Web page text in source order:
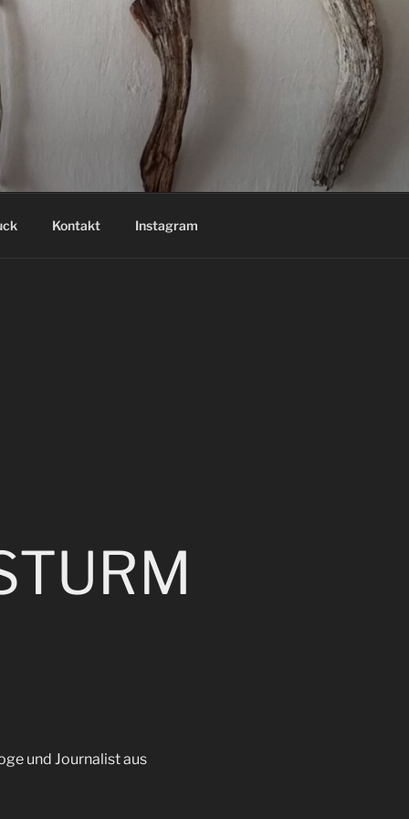
Kontakt Instagram
und Journalist aus